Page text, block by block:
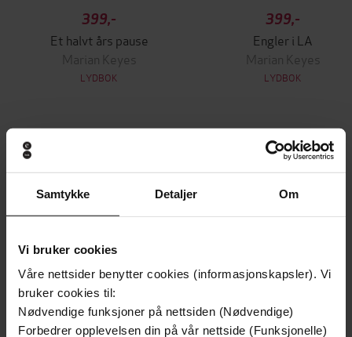
Samtykke Detaljer Om
Vi bruker cookies
Våre nettsider benytter cookies (informasjonskapsler). Vi
bruker cookies til:
Nødvendige funksjoner på nettsiden (Nødvendige)
Forbedrer opplevelsen din på vår nettside (Funksjonelle)
399,-
Et halvt års pause
Marian Keyes
LYDBOK
399,-
Engler i LA
Marian Keyes
LYDBOK
Andre har også kjøpt
Vinner av Rivertonprisen
Første gang på tilbud